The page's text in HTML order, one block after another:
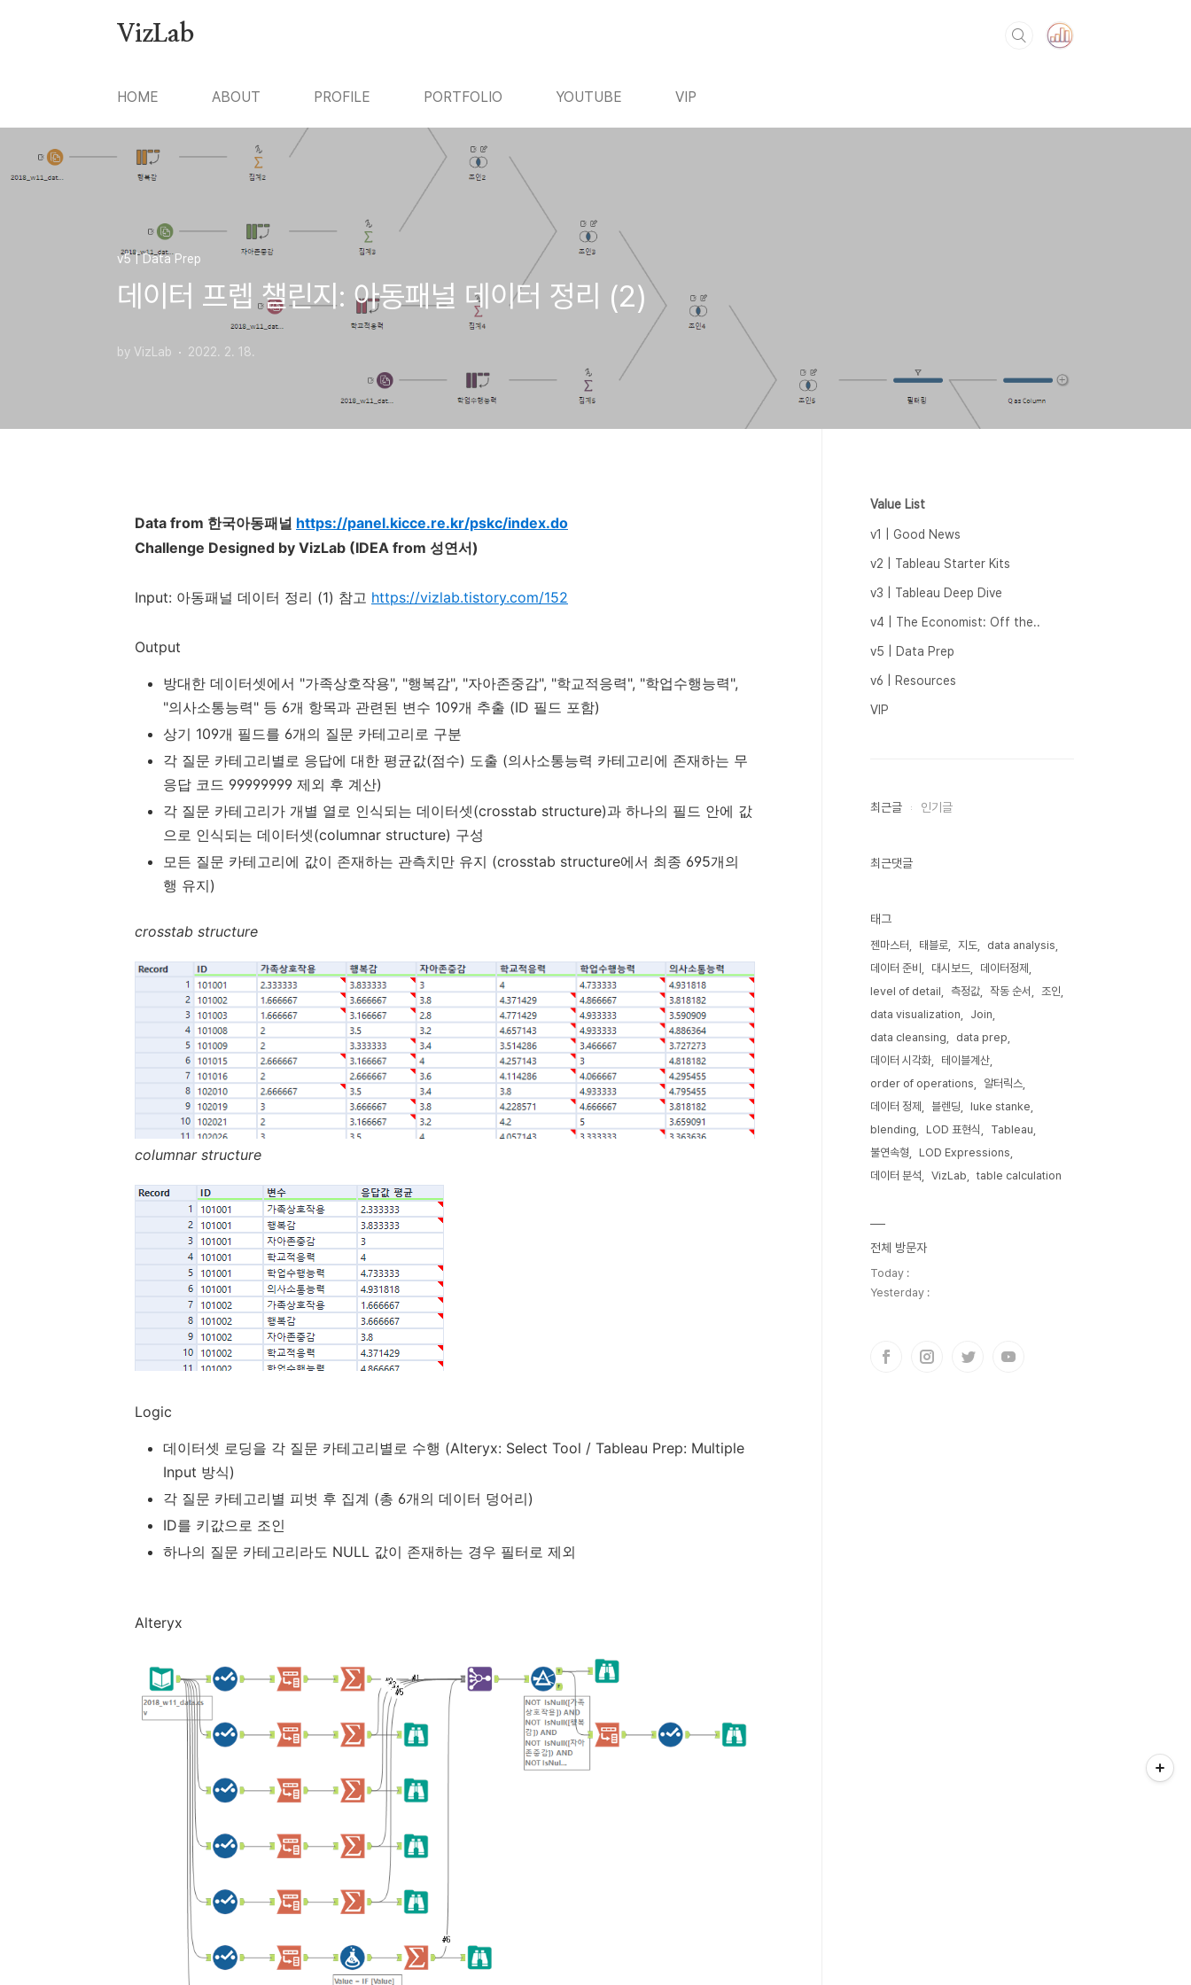
VizLab
HOME ABOUT PROFILE PORTFOLIO YOUTUBE VIP
v5 | Data Prep
데이터 프렙 챌린지: 아동패널 데이터 정리 (2)
by VizLab 2022. 2. 18.
Data from 한국아동패널 https://panel.kicce.re.kr/pskc/index.do
Challenge Designed by VizLab (IDEA from 성연서)
Input: 아동패널 데이터 정리 (1) 참고 https://vizlab.tistory.com/152
Output
방대한 데이터셋에서 "가족상호작용", "행복감", "자아존중감", "학교적응력", "학업수행능력",
"의사소통능력" 등 6개 항목과 관련된 변수 109개 추출 (ID 필드 포함)
상기 109개 필드를 6개의 질문 카테고리로 구분
각 질문 카테고리별로 응답에 대한 평균값(점수) 도출 (의사소통능력 카테고리에 존재하는 무
응답 코드 99999999 제외 후 계산)
각 질문 카테고리가 개별 열로 인식되는 데이터셋(crosstab structure)과 하나의 필드 안에 값
으로 인식되는 데이터셋(columnar structure) 구성
모든 질문 카테고리에 값이 존재하는 관측치만 유지 (crosstab structure에서 최종 695개의
행 유지)
crosstab structure
columnar structure
Logic
데이터셋 로딩을 각 질문 카테고리별로 수행 (Alteryx: Select Tool / Tableau Prep: Multiple
Input 방식)
각 질문 카테고리별 피벗 후 집계 (총 6개의 데이터 덩어리)
ID를 키값으로 조인
하나의 질문 카테고리라도 NULL 값이 존재하는 경우 필터로 제외
Alteryx
Value List
v1 | Good News
v2 | Tableau Starter Kits
v3 | Tableau Deep Dive
v4 | The Economist: Off the..
v5 | Data Prep
v6 | Resources
VIP
최근글 인기글
최근댓글
태그
젠마스터 태블로 지도
data analysis
데이터 준비
대시보드
데이터정제
level of detail
측정값 작동 순서
조인
data visualization
Join
data cleansing
data prep
데이터 시각화
테이블계산
order of operations
알터릭스
데이터 정제
블렌딩
luke stanke
blending
LOD 표현식
Tableau
불연속형
LOD Expressions
데이터 분석
VizLab table calculation
전체 방문자
Today :
Yesterday :